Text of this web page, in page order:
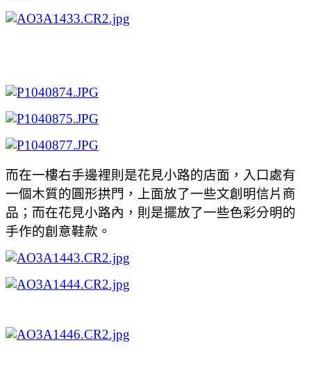
而在一樓右手邊裡則是花見小路的店面，入口處有
一個木質的圓形拱門，上面放了一些文創明信片商
品；而在花見小路內，則是擺放了一些色彩分明的
手作的創意鞋款。